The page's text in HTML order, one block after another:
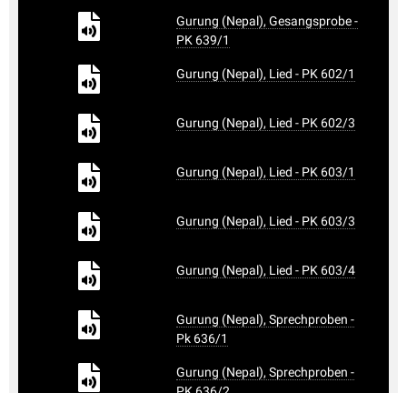
Gurung (Nepal), Gesangsprobe -
PK 639/1
Gurung (Nepal), Lied - PK 602/1
Gurung (Nepal), Lied - PK 602/3
Gurung (Nepal), Lied - PK 603/1
Gurung (Nepal), Lied - PK 603/3
Gurung (Nepal), Lied - PK 603/4
Gurung (Nepal), Sprechproben -
Pk 636/1
Gurung (Nepal), Sprechproben -